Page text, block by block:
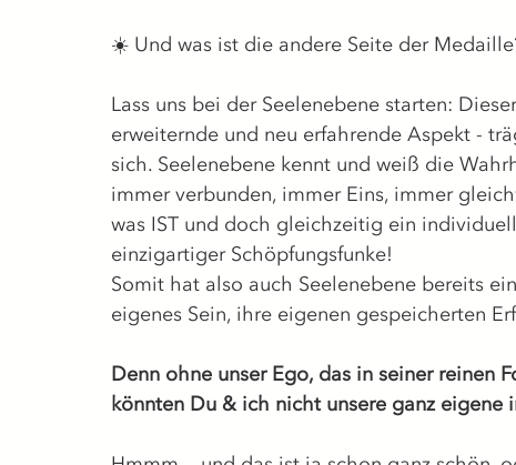
☀️ Und was ist die andere Seite der
Lass uns bei der Seelenebene starten:
erweiternde und neu erfahrende Aspekt -
sich. Seelenebene kennt und weiß die
immer verbunden, immer Eins, immer
was IST und doch gleichzeitig ein
einzigartiger Schöpfungsfunke!
Somit hat also auch Seelenebene bereits
eigenes Sein, ihre eigenen gespeicherten
Denn ohne unser Ego, das in seiner reinen
könnten Du & ich nicht unsere ganz